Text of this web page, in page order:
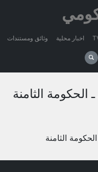
وثائق ومستندات اخبار محلية
الحكومة الثامنة
الثامنة